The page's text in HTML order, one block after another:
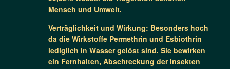
Mensch und Umwelt.
Verträglichkeit und Wirkung: Besonders hoch
da die Wirkstoffe Permethrin und Esbiothrin
lediglich in Wasser gelöst sind. Sie bewirken
ein Fernhalten, Abschreckung der Insekten